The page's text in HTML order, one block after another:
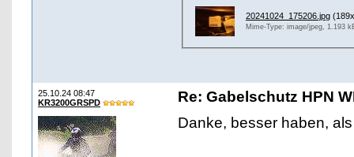
20241024_175206.jpg
Mime-Type: image/jpeg, 1.193
25.10.24 08:47
KR3200GRSPD
Re: Gabelschutz HPN
Danke, besser haben,